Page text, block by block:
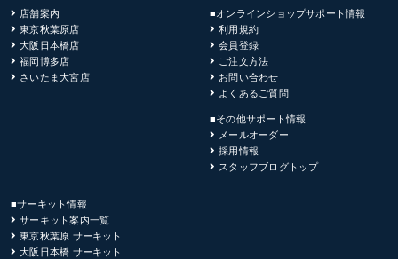
店舗案内
東京秋葉原店
大阪日本橋店
福岡博多店
さいたま大宮店
■オンラインショップサポート情報
利用規約
会員登録
ご注文方法
お問い合わせ
よくあるご質問
■その他サポート情報
メールオーダー
採用情報
スタッフブログトップ
■サーキット情報
サーキット案内一覧
東京秋葉原 サーキット
大阪日本橋 サーキット